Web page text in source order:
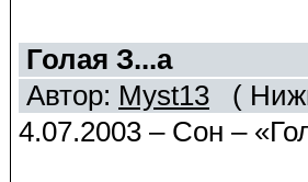
Голая З...а
Автор: Myst13 (
4.07.2003 – Сон –